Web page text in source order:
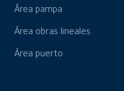
Área pampa
Área obras lineales
Área puerto